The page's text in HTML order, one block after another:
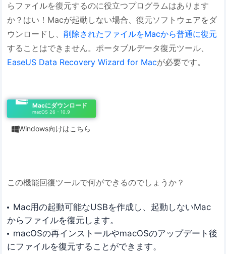
らファイルを復元するのに役立つプログラムはあります
か？はい！Macが起動しない場合、復元ソフトウェアをダ
ウンロードし、削除されたファイルをMacから普通に復元
することはできません。ポータブルデータ復元ツール、
EaseUS Data Recovery Wizard for Macが必要です。
Macにダウンロード
macOS 26 - 10.9
Windows向けはこちら
この機能回復ツールで何ができるのでしょうか？
Mac用の起動可能なUSBを作成し、起動しないMac
からファイルを復元します。
macOSの再インストールやmacOSのアップデート後
にファイルを復元することができます。